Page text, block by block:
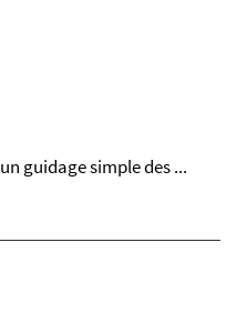
guidage simple des ...